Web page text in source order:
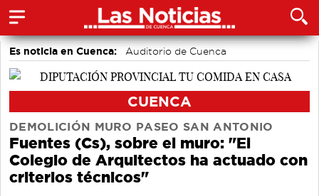
Es noticia en Cuenca: Auditorio de Cuenca
CUENCA
DEMOLICIÓN MURO PASEO SAN ANTONIO
Fuentes (Cs), sobre el muro: "El
Colegio de Arquitectos ha actuado con
criterios técnicos"